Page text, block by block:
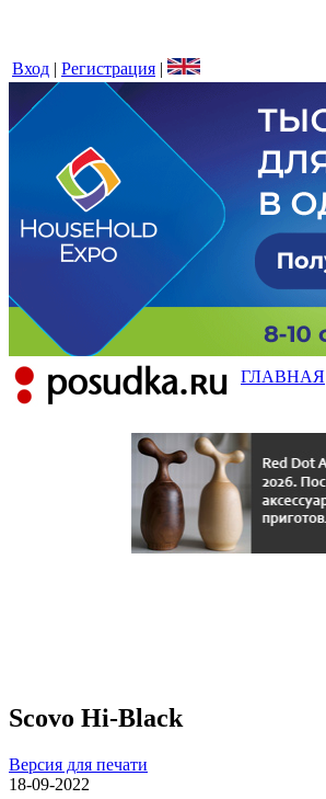
Вход | Регистрация |
ГЛАВНАЯ
Scovo Hi-Black
Версия для печати
18-09-2022